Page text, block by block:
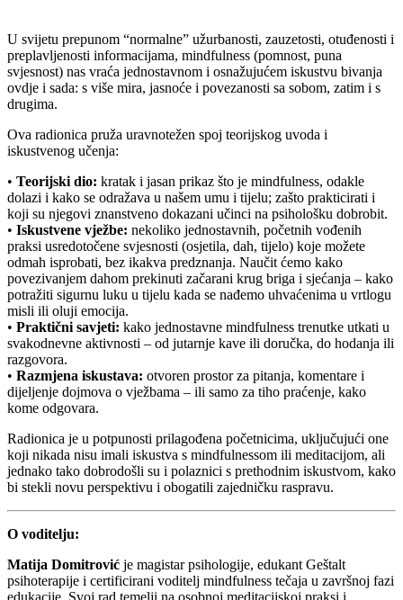
U svijetu prepunom “normalne” užurbanosti, zauzetosti, otuđenosti i
preplavljenosti informacijama, mindfulness (pomnost, puna
svjesnost) nas vraća jednostavnom i osnažujućem iskustvu bivanja
ovdje i sada: s više mira, jasnoće i povezanosti sa sobom, zatim i s
drugima.
Ova radionica pruža uravnotežen spoj teorijskog uvoda i
iskustvenog učenja:
• Teorijski dio: kratak i jasan prikaz što je mindfulness, odakle
dolazi i kako se odražava u našem umu i tijelu; zašto prakticirati i
koji su njegovi znanstveno dokazani učinci na psihološku dobrobit.
• Iskustvene vježbe: nekoliko jednostavnih, početnih vođenih
praksi usredotočene svjesnosti (osjetila, dah, tijelo) koje možete
odmah isprobati, bez ikakva predznanja. Naučit ćemo kako
povezivanjem dahom prekinuti začarani krug briga i sjećanja – kako
potražiti sigurnu luku u tijelu kada se nađemo uhvaćenima u vrtlogu
misli ili oluji emocija.
• Praktični savjeti: kako jednostavne mindfulness trenutke utkati u
svakodnevne aktivnosti – od jutarnje kave ili doručka, do hodanja ili
razgovora.
• Razmjena iskustava: otvoren prostor za pitanja, komentare i
dijeljenje dojmova o vježbama – ili samo za tiho praćenje, kako
kome odgovara.
Radionica je u potpunosti prilagođena početnicima, uključujući one
koji nikada nisu imali iskustva s mindfulnessom ili meditacijom, ali
jednako tako dobrodošli su i polaznici s prethodnim iskustvom, kako
bi stekli novu perspektivu i obogatili zajedničku raspravu.
O voditelju:
Matija Domitrović je magistar psihologije, edukant Geštalt
psihoterapije i certificirani voditelj mindfulness tečaja u završnoj fazi
edukacije. Svoj rad temelji na osobnoj meditacijskoj praksi i